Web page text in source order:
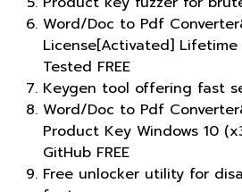
Word/Doc to Pdf
License[Activated]
Tested FREE
Keygen tool offering fast
Word/Doc to Pdf
Product Key Windows 10
GitHub FREE
Free unlocker utility for